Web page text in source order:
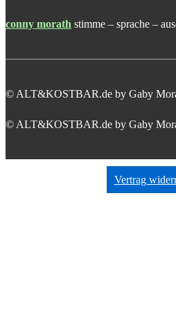
conny morath stimme – sprache –
© ALT&KOSTBAR.de by Gaby
© ALT&KOSTBAR.de by Gaby
Vertrag